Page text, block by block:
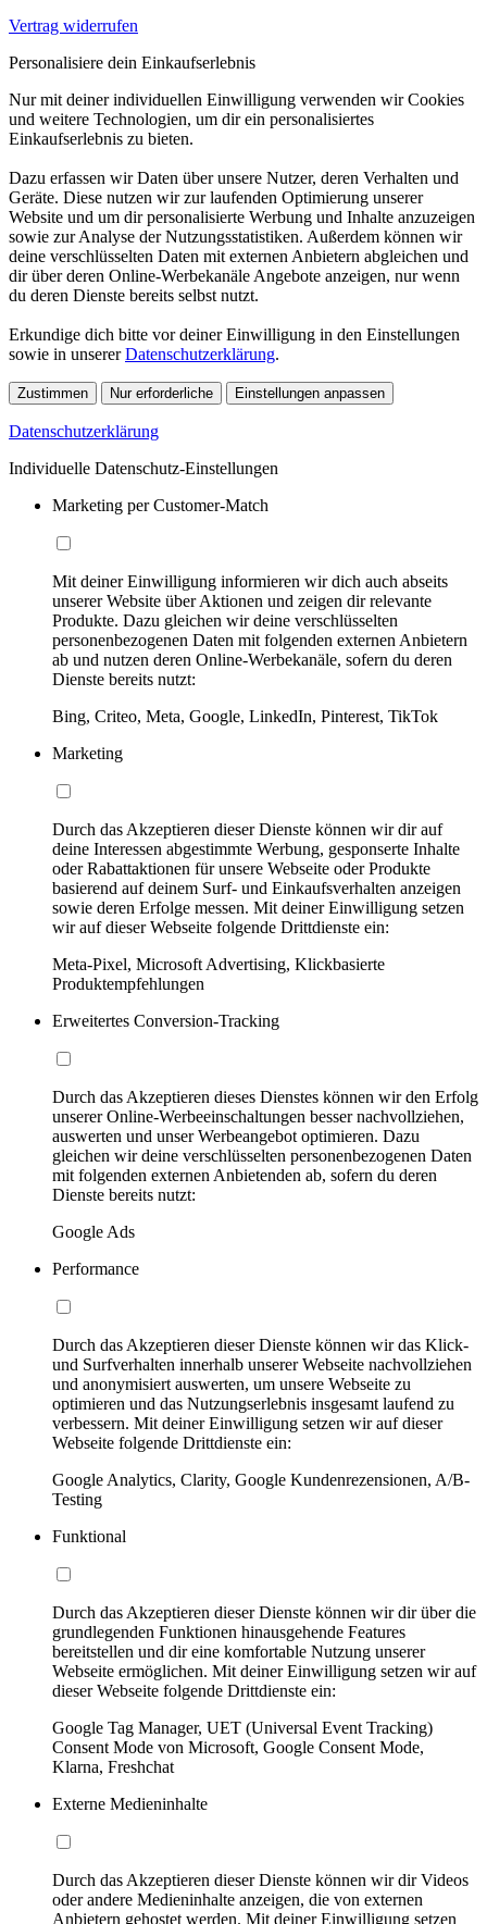
Vertrag widerrufen
Personalisiere dein Einkaufserlebnis
Nur mit deiner individuellen Einwilligung verwenden wir Cookies
und weitere Technologien, um dir ein personalisiertes
Einkaufserlebnis zu bieten.
Dazu erfassen wir Daten über unsere Nutzer, deren Verhalten und
Geräte. Diese nutzen wir zur laufenden Optimierung unserer
Website und um dir personalisierte Werbung und Inhalte anzuzeigen
sowie zur Analyse der Nutzungsstatistiken. Außerdem können wir
deine verschlüsselten Daten mit externen Anbietern abgleichen und
dir über deren Online-Werbekanäle Angebote anzeigen, nur wenn
du deren Dienste bereits selbst nutzt.
Erkundige dich bitte vor deiner Einwilligung in den Einstellungen
sowie in unsererDatenschutzerklärung.
Zustimmen Nur erforderliche Einstellungen anpassen
Datenschutzerklärung
Individuelle Datenschutz-Einstellungen
Marketing per Customer-Match
Mit deiner Einwilligung informieren wir dich auch abseits
unserer Website über Aktionen und zeigen dir relevante
Produkte. Dazu gleichen wir deine verschlüsselten
personenbezogenen Daten mit folgenden externen Anbietern
ab und nutzen deren Online-Werbekanäle, sofern du deren
Dienste bereits nutzt:
Bing, Criteo, Meta, Google, LinkedIn, Pinterest, TikTok
Marketing
Durch das Akzeptieren dieser Dienste können wir dir auf
deine Interessen abgestimmte Werbung, gesponserte Inhalte
oder Rabattaktionen für unsere Webseite oder Produkte
basierend auf deinem Surf- und Einkaufsverhalten anzeigen
sowie deren Erfolge messen. Mit deiner Einwilligung setzen
wir auf dieser Webseite folgende Drittdienste ein:
Meta-Pixel, Microsoft Advertising, Klickbasierte
Produktempfehlungen
Erweitertes Conversion-Tracking
Durch das Akzeptieren dieses Dienstes können wir den Erfolg
unserer Online-Werbeeinschaltungen besser nachvollziehen,
auswerten und unser Werbeangebot optimieren. Dazu
gleichen wir deine verschlüsselten personenbezogenen Daten
mit folgenden externen Anbietenden ab, sofern du deren
Dienste bereits nutzt:
Google Ads
Performance
Durch das Akzeptieren dieser Dienste können wir das Klick-
und Surfverhalten innerhalb unserer Webseite nachvollziehen
und anonymisiert auswerten, um unsere Webseite zu
optimieren und das Nutzungserlebnis insgesamt laufend zu
verbessern. Mit deiner Einwilligung setzen wir auf dieser
Webseite folgende Drittdienste ein:
Google Analytics, Clarity, Google Kundenrezensionen, A/B-
Testing
Funktional
Durch das Akzeptieren dieser Dienste können wir dir über die
grundlegenden Funktionen hinausgehende Features
bereitstellen und dir eine komfortable Nutzung unserer
Webseite ermöglichen. Mit deiner Einwilligung setzen wir auf
dieser Webseite folgende Drittdienste ein:
Google Tag Manager, UET (Universal Event Tracking)
Consent Mode von Microsoft, Google Consent Mode,
Klarna, Freshchat
Externe Medieninhalte
Durch das Akzeptieren dieser Dienste können wir dir Videos
oder andere Medieninhalte anzeigen, die von externen
Anbietern gehostet werden. Mit deiner Einwilligung setzen